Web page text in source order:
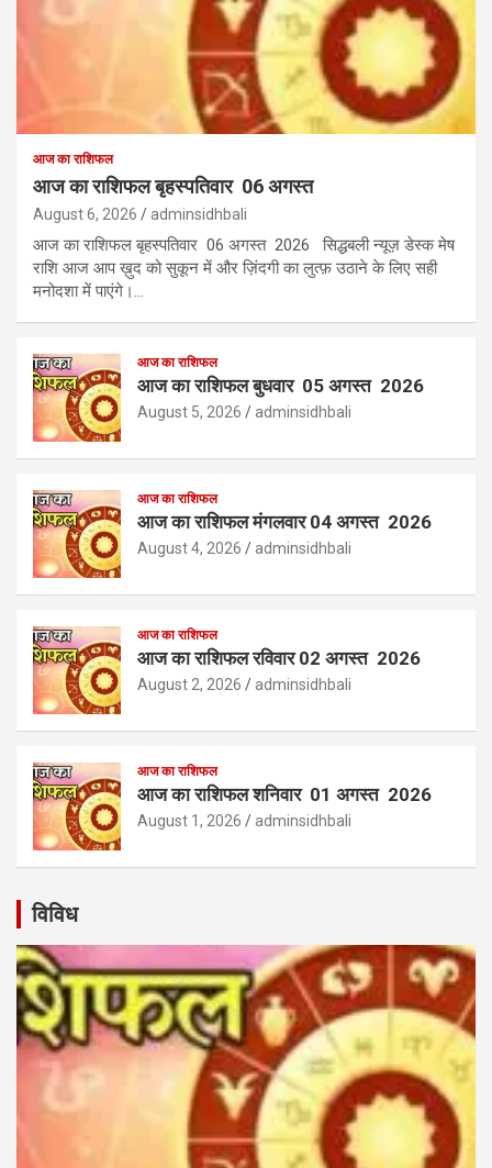
आज का राशिफल
आज का राशिफल बृहस्पतिवार 06 अगस्त
August 6, 2026 adminsidhbali
आज का राशिफल बृहस्पतिवार 06 अगस्त 2026 सिद्धबली न्यूज़ डेस्क मेष
राशि आज आप ख़ुद को सुकून में और ज़िंदगी का लुत्फ़ उठाने के लिए सही
मनोदशा में पाएंगे।…
आज का राशिफल
आज का राशिफल बुधवार 05 अगस्त 2026
August 5, 2026 adminsidhbali
आज का राशिफल
आज का राशिफल मंगलवार 04 अगस्त 2026
August 4, 2026 adminsidhbali
आज का राशिफल
आज का राशिफल रविवार 02 अगस्त 2026
August 2, 2026 adminsidhbali
आज का राशिफल
आज का राशिफल शनिवार 01 अगस्त 2026
August 1, 2026 adminsidhbali
विविध